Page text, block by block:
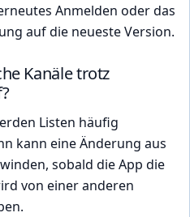
Anmelden oder das
auf die neueste Version.
Kanäle trotz
Listen häufig
kann eine Änderung aus
sobald die App die
von einer anderen